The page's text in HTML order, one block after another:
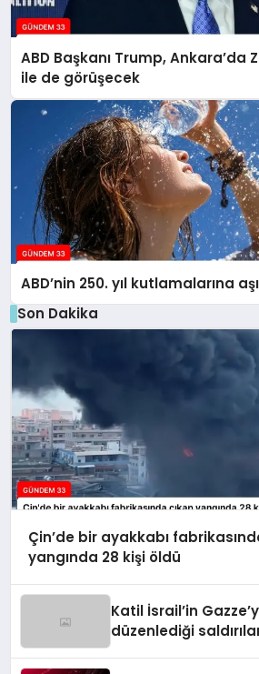
ABD Başkanı Trump, Ankara’da
ile de görüşecek
ABD’nin 250. yıl kutlamalarına
Son Dakika
Çin’de bir ayakkabı
yangında 28 kişi öldü
Katil İsrail’in
düzenlediği